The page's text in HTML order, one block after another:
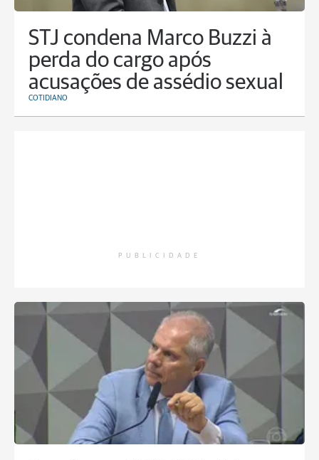
STJ condena Marco Buzzi à
perda do cargo após
acusações de assédio sexual
COTIDIANO
PUBLICIDADE